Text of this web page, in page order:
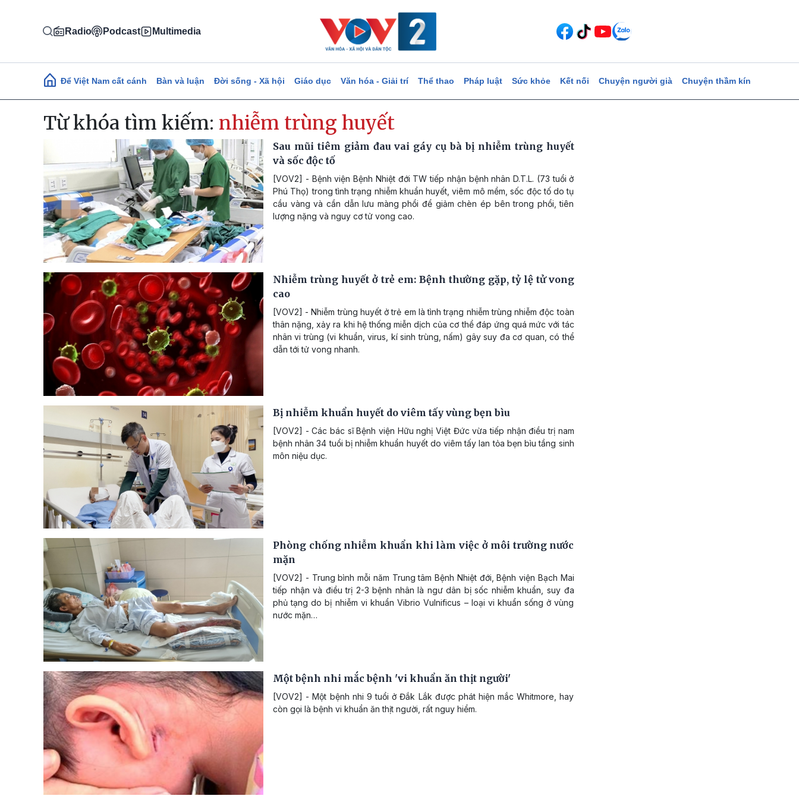
Radio Podcast Multimedia
Main navigation
Để Việt Nam cất cánh Bàn và luận Đời sống - Xã hội Giáo dục Văn hóa - Giải trí Thể thao Pháp luật Sức khỏe Kết nối Chuyện người già Chuyện thầm kín
Từ khóa tìm kiếm: nhiễm trùng huyết
Sau mũi tiêm giảm đau vai gáy cụ bà bị nhiễm trùng huyết
và sốc độc tố
[VOV2] - Bệnh viện Bệnh Nhiệt đới TW tiếp nhận bệnh nhân D.T.L. (73 tuổi ở
Phú Thọ) trong tình trạng nhiễm khuẩn huyết, viêm mô mềm, sốc độc tố do tụ
cầu vàng và cần dẫn lưu màng phổi để giảm chèn ép bên trong phổi, tiên
lượng nặng và nguy cơ tử vong cao.
Nhiễm trùng huyết ở trẻ em: Bệnh thường gặp, tỷ lệ tử vong
cao
[VOV2] - Nhiễm trùng huyết ở trẻ em là tình trạng nhiễm trùng nhiễm độc toàn
thân nặng, xảy ra khi hệ thống miễn dịch của cơ thể đáp ứng quá mức với tác
nhân vi trùng (vi khuẩn, virus, kí sinh trùng, nấm) gây suy đa cơ quan, có thể
dẫn tới tử vong nhanh.
Bị nhiễm khuẩn huyết do viêm tấy vùng bẹn bìu
[VOV2] - Các bác sĩ Bệnh viện Hữu nghị Việt Đức vừa tiếp nhận điều trị nam
bệnh nhân 34 tuổi bị nhiễm khuẩn huyết do viêm tấy lan tỏa bẹn bìu tầng sinh
môn niệu dục.
Phòng chống nhiễm khuẩn khi làm việc ở môi trường nước
mặn
[VOV2] - Trung bình mỗi năm Trung tâm Bệnh Nhiệt đới, Bệnh viện Bạch Mai
tiếp nhận và điều trị 2-3 bệnh nhân là ngư dân bị sốc nhiễm khuẩn, suy đa
phủ tạng do bị nhiễm vi khuẩn Vibrio Vulnificus – loại vi khuẩn sống ở vùng
nước mặn…
Một bệnh nhi mắc bệnh 'vi khuẩn ăn thịt người'
[VOV2] - Một bệnh nhi 9 tuổi ở Đắk Lắk được phát hiện mắc Whitmore, hay
còn gọi là bệnh vi khuẩn ăn thịt người, rất nguy hiểm.